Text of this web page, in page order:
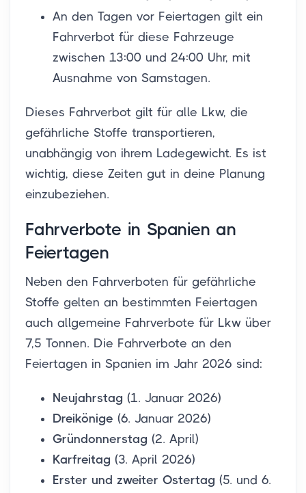
An den Tagen vor Feiertagen gilt ein
Fahrverbot für diese Fahrzeuge
zwischen 13:00 und 24:00 Uhr, mit
Ausnahme von Samstagen.
Dieses Fahrverbot gilt für alle Lkw, die
gefährliche Stoffe transportieren,
unabhängig von ihrem Ladegewicht. Es ist
wichtig, diese Zeiten gut in deine Planung
einzubeziehen.
Fahrverbote in Spanien an
Feiertagen
Neben den Fahrverboten für gefährliche
Stoffe gelten an bestimmten Feiertagen
auch allgemeine Fahrverbote für Lkw über
7,5 Tonnen. Die Fahrverbote an den
Feiertagen in Spanien im Jahr 2026 sind:
Neujahrstag (1. Januar 2026)
Dreikönige (6. Januar 2026)
Gründonnerstag (2. April)
Karfreitag (3. April 2026)
Erster und zweiter Ostertag (5. und 6.